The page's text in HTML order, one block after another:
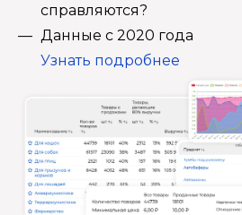
справляются?
Данные с 2020 года
Узнать подробнее